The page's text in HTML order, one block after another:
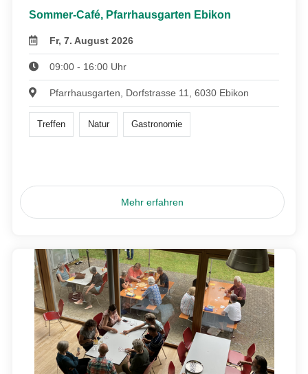
Sommer-Café, Pfarrhausgarten Ebikon
Fr, 7. August 2026
09:00 - 16:00 Uhr
Pfarrhausgarten, Dorfstrasse 11, 6030 Ebikon
Treffen Natur Gastronomie
Mehr erfahren